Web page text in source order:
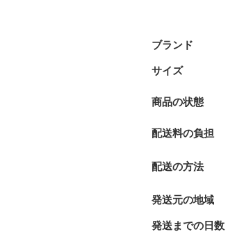
ブランド
サイズ
商品の状態
配送料の負担
配送の方法
発送元の地域
発送までの日数